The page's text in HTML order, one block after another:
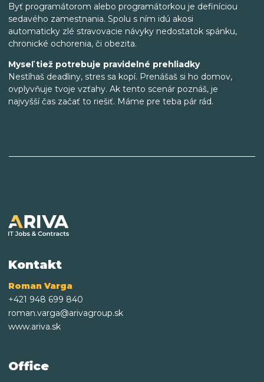
Byť programátorom alebo programátorkou je definíciou
sedavého zamestnania. Spolu s ním idú akosi
automaticky zlé stravovacie návyky nedostatok spánku,
chronické ochorenia, či obezita.
Myseľ tiež potrebuje pravidelné prehliadky
Nestíhaš deadliny, stres sa kopí. Prenášaš si ho domov,
ovplyvňuje tvoje vzťahy. Ak tento scenár poznáš, je
najvyšší čas začať to riešiť. Máme pre teba pár rád.
Kontakt
Roman Varga
+421 948 699 840
roman.varga@arivagroup.sk
www.ariva.sk
Office